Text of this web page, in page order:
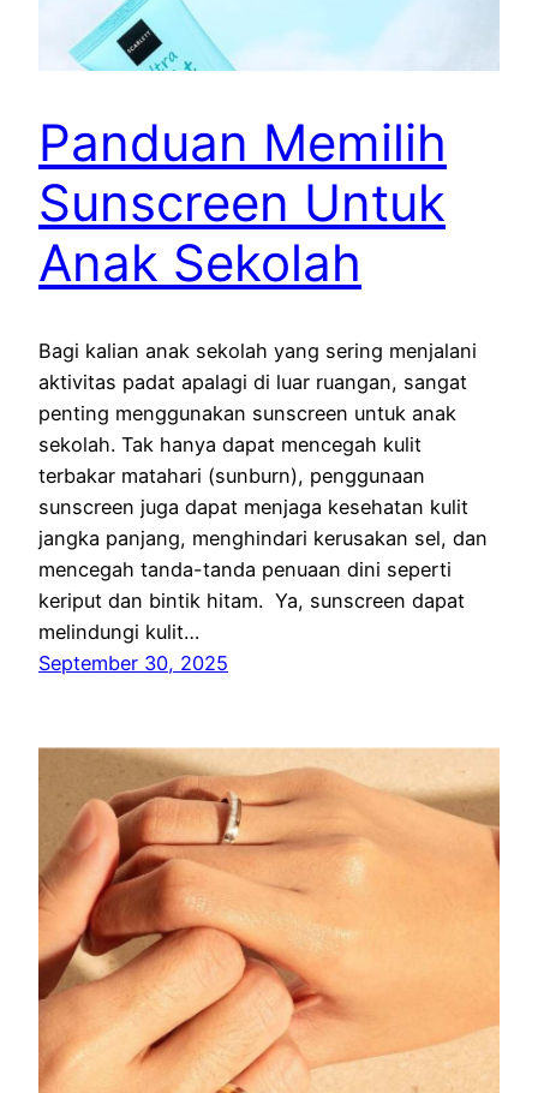
Panduan Memilih
Sunscreen Untuk
Anak Sekolah
Bagi kalian anak sekolah yang sering menjalani
aktivitas padat apalagi di luar ruangan, sangat
penting menggunakan sunscreen untuk anak
sekolah. Tak hanya dapat mencegah kulit
terbakar matahari (sunburn), penggunaan
sunscreen juga dapat menjaga kesehatan kulit
jangka panjang, menghindari kerusakan sel, dan
mencegah tanda-tanda penuaan dini seperti
keriput dan bintik hitam. Ya, sunscreen dapat
melindungi kulit…
September 30, 2025